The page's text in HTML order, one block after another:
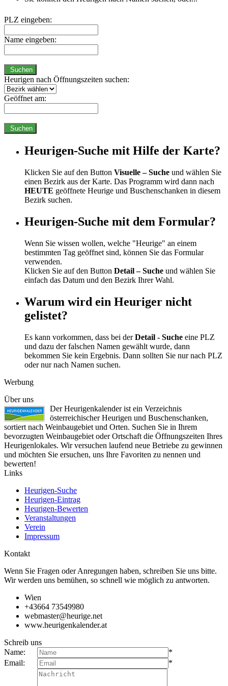
PLZ eingeben:
Name eingeben:
Suchen
Heurigen nach Öffnungszeiten suchen:
Geöffnet am:
Suchen
Heurigen-Suche mit Hilfe der Karte?
Klicken Sie auf den Button Visuelle – Suche und wählen Sie
einen Bezirk aus der Karte. Das Programm wird dann nach
HEUTE geöffnete Heurige und Buschenschanken in diesem
Bezirk suchen.
Heurigen-Suche mit dem Formular?
Wenn Sie wissen wollen, welche "Heurige" an einem
bestimmten Tag geöffnet sind, können Sie das Formular
verwenden.
Klicken Sie auf den Button Detail – Suche und wählen Sie
einfach das Datum und den Bezirk Ihrer Wahl.
Warum wird ein Heuriger nicht
gelistet?
Es kann vorkommen, dass bei derDetail - Suche eine PLZ
und dazu der falschen Namen gewählt wurde, dann
bekommen Sie kein Ergebnis. Dann sollten Sie nur nach PLZ
oder nur nach Namen suchen.
Werbung
Über uns
Der Heurigenkalender ist ein Verzeichnis
österreichischer Heurigen und Buschenschanken,
sortiert nach Weinbaugebiet und Orten. Suchen Sie in Ihrem
bevorzugten Weinbaugebiet oder Ortschaft die Öffnungszeiten Ihres
Heurigenlokales. Wir versuchen laufend neue Betriebe zu gewinnen
und möchten Sie ersuchen, uns Ihre Favoriten zu nennen und
bewerten!
Links
Heurigen-Suche
Heurigen-Eintrag
Heurigen-Bewerten
Veranstaltungen
Verein
Impressum
Kontakt
Wenn Sie Fragen oder Anregungen haben, schreiben Sie uns bitte.
Wir werden uns bemühen, so schnell wie möglich zu antworten.
Wien
+43664 73549980
webmaster@heurige.net
www.heurigenkalender.at
Schreib uns
Name:
*
Email:
*